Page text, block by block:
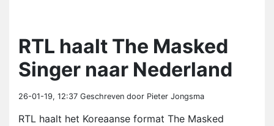
RTL haalt The Masked
Singer naar Nederland
26-01-19, 12:37 Geschreven door Pieter Jongsma
RTL haalt het Koreaanse format The Masked